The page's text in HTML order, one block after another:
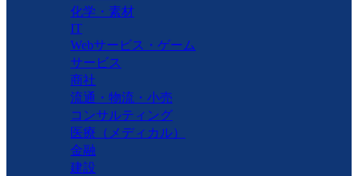
化学・素材
IT
Webサービス・ゲーム
サービス
商社
流通・物流・小売
コンサルティング
医療（メディカル）
金融
建設